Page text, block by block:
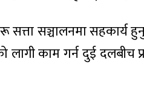
सञ्चालनमा सहकार्य
लागी काम गर्न दुई दलबीच